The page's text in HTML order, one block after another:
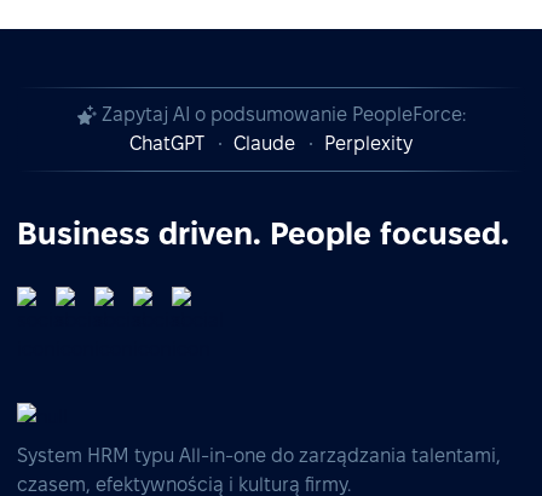
Zapytaj AI o podsumowanie PeopleForce:
ChatGPT
Claude Perplexity
Business driven. People focused.
System HRM typu All-in-one do zarządzania talentami,
czasem, efektywnością i kulturą firmy.